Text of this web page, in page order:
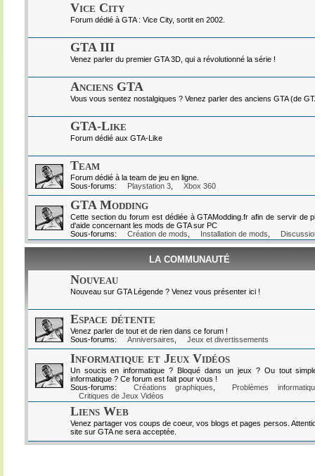
Vice City
Forum dédié à GTA : Vice City, sortit en 2002.
GTA III
Venez parler du premier GTA 3D, qui a révolutionné la série !
Anciens GTA
Vous vous sentez nostalgiques ? Venez parler des anciens GTA (de
GTA-Like
Forum dédié aux GTA-Like
Team
Forum dédié à la team de jeu en ligne.
Sous-forums:
Playstation 3, Xbox 360
GTA Modding
Cette section du forum est dédiée à GTAModding.fr afin de servir de
d'aide concernant les mods de GTA sur PC
Sous-forums:
Création de mods Installation de mods
LA COMMUNAUTÉ
Nouveau
Nouveau sur GTA Légende ? Venez vous présenter ici !
Espace détente
Venez parler de tout et de rien dans ce forum !
Sous-forums:
Anniversaires Jeux et divertissements
Informatique et Jeux Vidéos
Un soucis en informatique ? Bloqué dans un jeux ? Ou tout
informatique ? Ce forum est fait pour vous !
Sous-forums:
Créations graphiques
Problèmes
Critiques de Jeux Vidéos
Liens Web
Venez partager vos coups de coeur, vos blogs et pages persos.
site sur GTA ne sera acceptée.